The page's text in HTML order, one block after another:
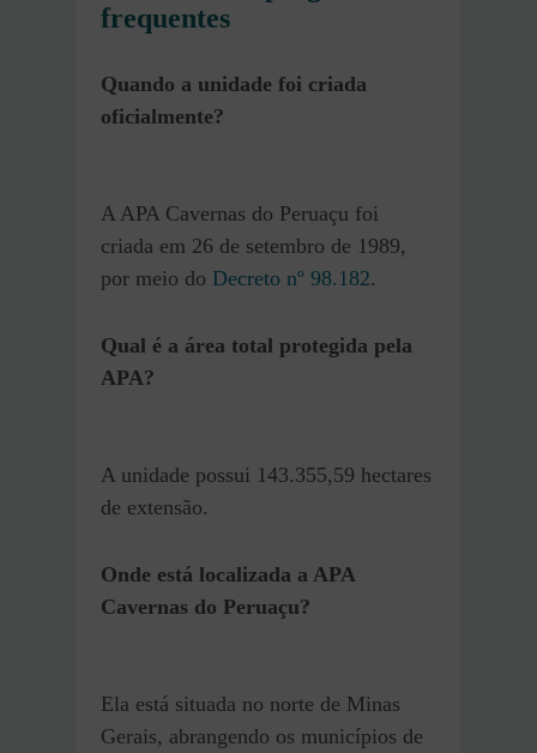
frequentes
Quando a unidade foi criada
oficialmente?
A APA Cavernas do Peruaçu foi
criada em 26 de setembro de 1989,
por meio do Decreto nº 98.182.
Qual é a área total protegida pela
APA?
A unidade possui 143.355,59 hectares
de extensão.
Onde está localizada a APA
Cavernas do Peruaçu?
Ela está situada no norte de Minas
Gerais, abrangendo os municípios de